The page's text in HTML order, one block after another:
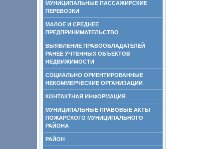
МУНИЦИПАЛЬНЫЕ ПАССАЖИРСКИЕ
ПЕРЕВОЗКИ
МАЛОЕ И СРЕДНЕЕ
ПРЕДПРИНИМАТЕЛЬСТВО
ВЫЯВЛЕНИЕ ПРАВООБЛАДАТЕЛЕЙ
РАНЕЕ УЧТЕННЫХ ОБЪЕКТОВ
НЕДВИЖИМОСТИ
СОЦИАЛЬНО ОРИЕНТИРОВАННЫЕ
НЕКОММЕРЧЕСКИЕ ОРГАНИЗАЦИИ
КОНТАКТНАЯ ИНФОРМАЦИЯ
МУНИЦИПАЛЬНЫЕ ПРАВОВЫЕ АКТЫ
ПОЖАРСКОГО МУНИЦИПАЛЬНОГО
РАЙОНА
РАЙОН